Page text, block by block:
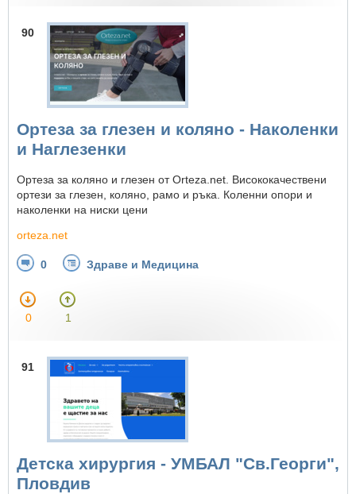
90
Ортеза за глезен и коляно - Наколенки
и Наглезенки
Ортеза за коляно и глезен от Orteza.net. Висококачествени
ортези за глезен, коляно, рамо и ръка. Коленни опори и
наколенки на ниски цени
orteza.net
0 Здраве и Медицина
0 1
91
Детска хирургия - УМБАЛ "Св.Георги",
Пловдив